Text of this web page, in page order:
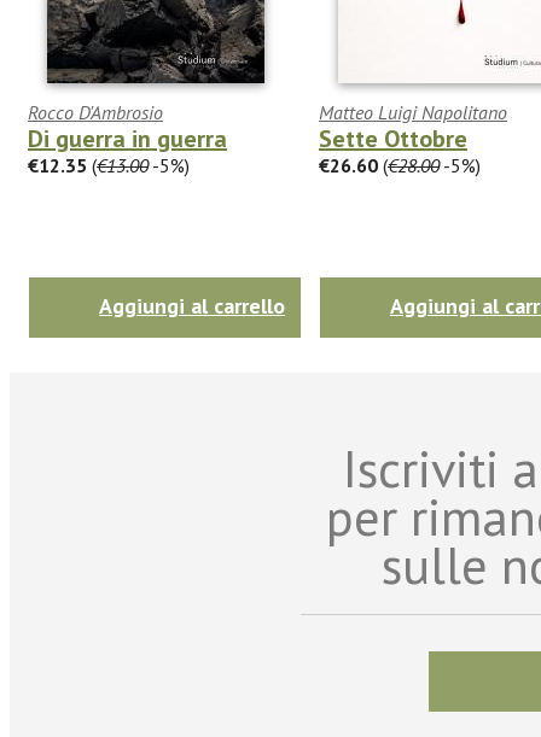
Rocco D'Ambrosio
Di guerra in guerra
€12.35 (€13.00-5%)
Aggiungi al carrello
Matteo Luigi Napolitano
Sette Ottobre
€26.60 (€28.00-5%)
Aggiungi al
Iscriviti
per
sulle